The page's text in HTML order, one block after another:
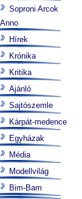
Soproni Arcok
Anno
Hírek
Krónika
Kritika
Ajánló
Sajtószemle
Kárpát-medence
Egyházak
Média
Modellvilág
Bim-Bam